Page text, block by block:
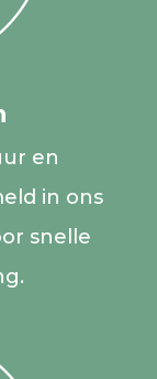
en
in ons
snelle